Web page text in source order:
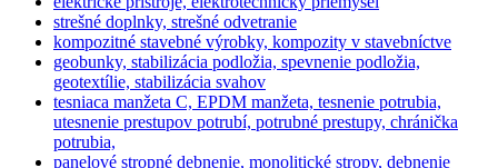
strešné doplnky, strešné odvetranie
kompozitné stavebné výrobky, kompozity v stavebníctve
geobunky, stabilizácia podložia, spevnenie podložia,
geotextílie, stabilizácia svahov
tesniaca manžeta C, EPDM manžeta, tesnenie potrubia,
utesnenie prestupov potrubí, potrubné prestupy, chránička
potrubia,
panelové stropné debnenie, monolitické stropy, debnenie